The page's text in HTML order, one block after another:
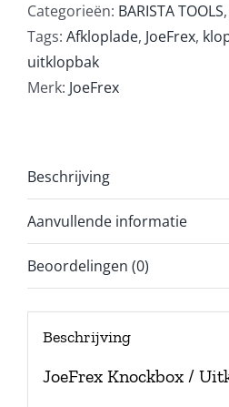
Categorieën: BARISTA TOOLS,
Tags: Afkloplade, JoeFrex,
uitklopbak
Merk: JoeFrex
Beschrijving
Aanvullende informatie
Beoordelingen (0)
Beschrijving
JoeFrex Knockbox /